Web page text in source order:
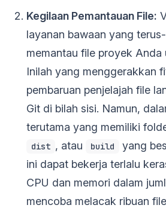
Kegilaan Pemantauan File:
layanan bawaan yang
memantau file proyek Anda
Inilah yang menggerakkan
pembaruan penjelajah file
Git di bilah sisi. Namun,
terutama yang memiliki
dist , atau build
yang
ini dapat bekerja terlalu
CPU dan memori dalam
mencoba melacak ribuan